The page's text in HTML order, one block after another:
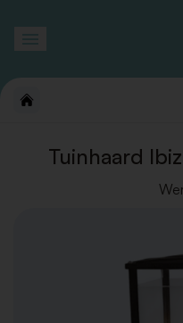
Tuinhaard